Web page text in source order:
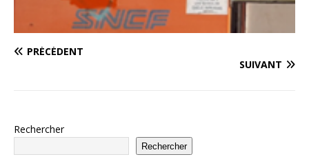
PRÉCÉDENT
SUIVANT
Rechercher
Rechercher